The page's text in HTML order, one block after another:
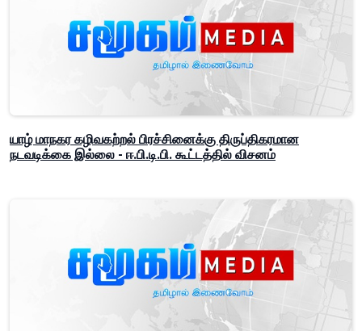
யாழ் மாநகர கழிவகற்றல் பிரச்சினைக்கு திருப்திகரமான
நடவடிக்கை இல்லை - ஈ.பி.டி.பி. கூட்டத்தில் விசனம்